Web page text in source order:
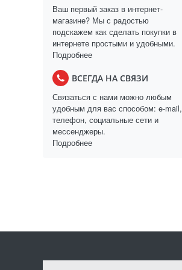
Ваш первый заказ в интернет-
магазине? Мы с радостью
подскажем как сделать покупки в
интернете простыми и удобными.
Подробнее
ВСЕГДА НА СВЯЗИ
Связаться с нами можно любым
удобным для вас способом: e-mail,
телефон, социальные сети и
мессенджеры.
Подробнее